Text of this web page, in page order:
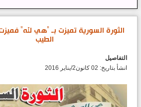
الثورة السورية تميزت بـ "هي لله"
الطيب
التفاصيل
انشأ بتاريخ: 02 كانون2/يناير 2016